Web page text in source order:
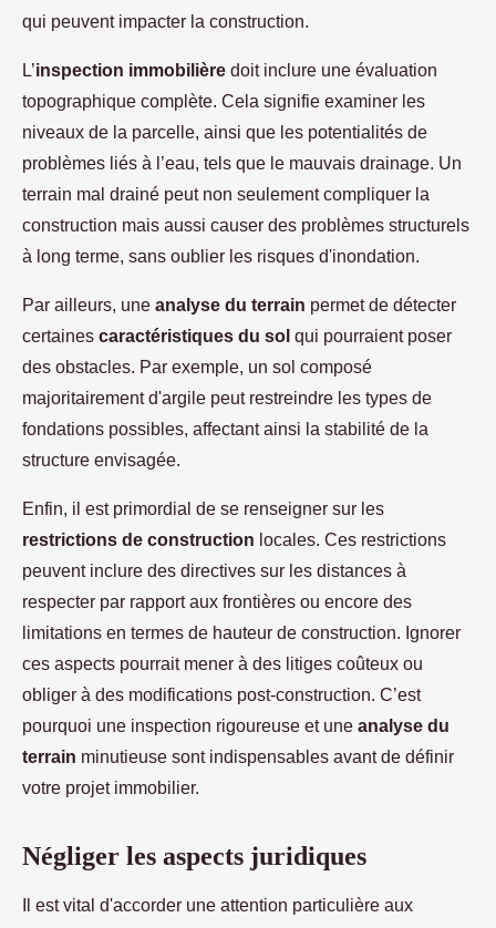
qui peuvent impacter la construction.
L’inspection immobilière doit inclure une évaluation
topographique complète. Cela signifie examiner les
niveaux de la parcelle, ainsi que les potentialités de
problèmes liés à l’eau, tels que le mauvais drainage. Un
terrain mal drainé peut non seulement compliquer la
construction mais aussi causer des problèmes structurels
à long terme, sans oublier les risques d'inondation.
Par ailleurs, une analyse du terrain permet de détecter
certaines caractéristiques du sol qui pourraient poser
des obstacles. Par exemple, un sol composé
majoritairement d'argile peut restreindre les types de
fondations possibles, affectant ainsi la stabilité de la
structure envisagée.
Enfin, il est primordial de se renseigner sur les
restrictions de construction locales. Ces restrictions
peuvent inclure des directives sur les distances à
respecter par rapport aux frontières ou encore des
limitations en termes de hauteur de construction. Ignorer
ces aspects pourrait mener à des litiges coûteux ou
obliger à des modifications post-construction. C’est
pourquoi une inspection rigoureuse et une analyse du
terrain minutieuse sont indispensables avant de définir
votre projet immobilier.
Négliger les aspects juridiques
Il est vital d'accorder une attention particulière aux